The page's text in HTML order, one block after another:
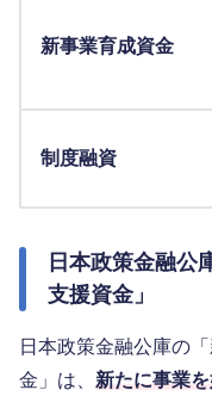
新事業育成資金
制度融資
日本政策金融公
支援資金」
日本政策金融公庫の
金」は、 新たに事業